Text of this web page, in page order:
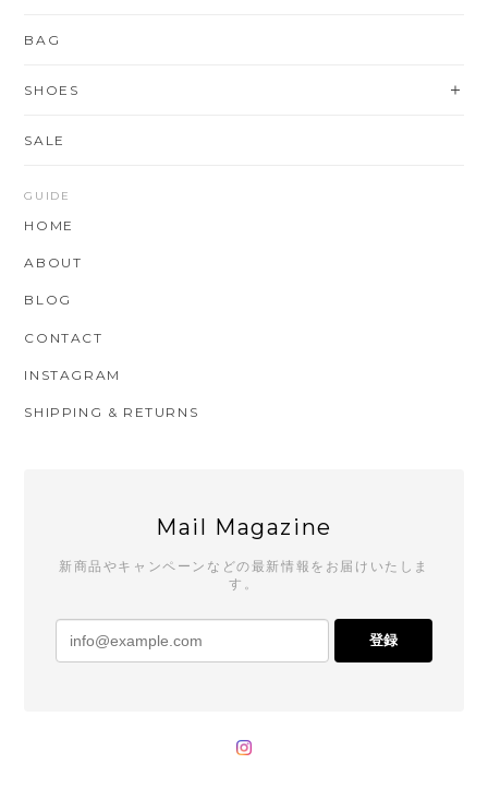
BAG
SHOES
SALE
GUIDE
HOME
ABOUT
BLOG
CONTACT
INSTAGRAM
SHIPPING & RETURNS
Mail Magazine
新商品やキャンペーンなどの最新情報をお届けいたしま
す。
登録